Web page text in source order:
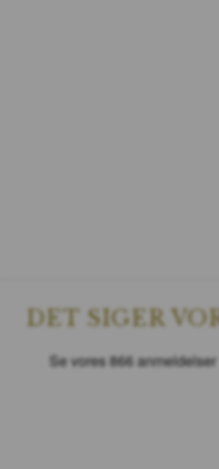
DET SIGER